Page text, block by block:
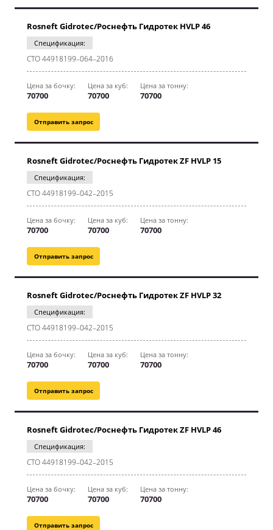
Отправить запрос
Rosneft Gidrotec/Роснефть Гидротек HVLP 46
Спецификация:
CТО 44918199–064–2016
Цена за бочку:
70700
Цена за куб:
70700
Цена за тонну:
70700
Отправить запрос
Rosneft Gidrotec/Роснефть Гидротек ZF HVLP 15
Спецификация:
CТО 44918199–042–2015
Цена за бочку:
70700
Цена за куб:
70700
Цена за тонну:
70700
Отправить запрос
Rosneft Gidrotec/Роснефть Гидротек ZF HVLP 32
Спецификация:
CТО 44918199–042–2015
Цена за бочку:
70700
Цена за куб:
70700
Цена за тонну:
70700
Отправить запрос
Rosneft Gidrotec/Роснефть Гидротек ZF HVLP 46
Спецификация:
CТО 44918199–042–2015
Цена за бочку:
70700
Цена за куб:
70700
Цена за тонну:
70700